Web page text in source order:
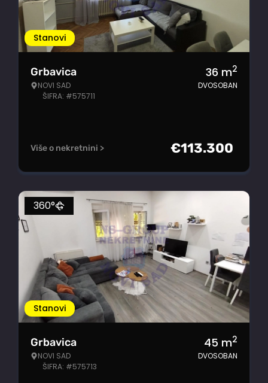
Stanovi
Grbavica
NOVI SAD
ŠIFRA: #575711
36 m2
DVOSOBAN
Više o nekretnini > €113.300
Stanovi
360°
Grbavica
NOVI SAD
ŠIFRA: #575713
45 m2
DVOSOBAN